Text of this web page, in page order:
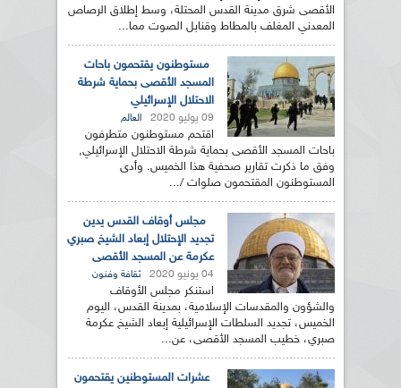
الأقصى شرق مدينة القدس المحتلة، وسط إطلاق الرصاص
المعدني المغلف بالمطاط وقنابل الصوت مما...
مستوطنون يقتحمون باحات
المسجد الأقصى بحماية شرطة
الاحتلال الإسرائيلي
09 يوليو 2020 العالم
اقتحم مستوطنون متطرفون
باحات المسجد الأقصى بحماية شرطة الاحتلال الإسرائيلي,
وفق ما ذكرت تقارير صحفية هذا الخميس. وأدى
المستوطنون المقتحمون صلوات /...
مجلس أوقاف القدس يدين
تجديد الإحتلال إبعاد الشيخ صبري
عكرمة عن المسجد الأقصى
04 يونيو 2020 ثقافة وفنون
استنكر مجلس الأوقاف
والشؤون والمقدسات الإسلامية، بمدينة القدس، اليوم
الخميس، تجديد السلطات الإسرائيلية إبعاد الشيخ عكرمة
صبري، خطيب المسجد الأقصى، عن...
عشرات المستوطنين يقتحمون